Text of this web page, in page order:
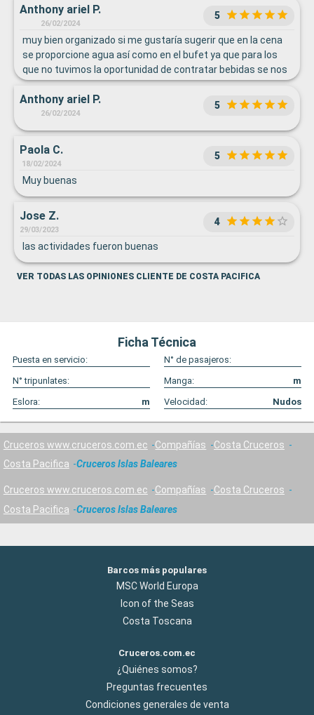
Anthony ariel P.
26/02/2024
5
muy bien organizado si me gustaría sugerir que en la cena
se proporcione agua así como en el bufet ya que para los
que no tuvimos la oportunidad de contratar bebidas se nos
hizo necesario cenar en el bufet
Anthony ariel P.
26/02/2024
5
Paola C.
18/02/2024
5
Muy buenas
Jose Z.
29/03/2023
4
las actividades fueron buenas
VER TODAS LAS OPINIONES CLIENTE DE COSTA PACIFICA
Ficha Técnica
Puesta en servicio:
N° de pasajeros:
N° tripunlates:
Manga:
m
Eslora:
m Velocidad: Nudos
Cruceros www.cruceros.com.ec Compañías
Costa Cruceros
Costa Pacifica
Cruceros Islas Baleares
Cruceros www.cruceros.com.ec Compañías
Costa Cruceros
Costa Pacifica
Cruceros Islas Baleares
Barcos más populares
MSC World Europa
Icon of the Seas
Costa Toscana
Cruceros.com.ec
¿Quiénes somos?
Preguntas frecuentes
Condiciones generales de venta